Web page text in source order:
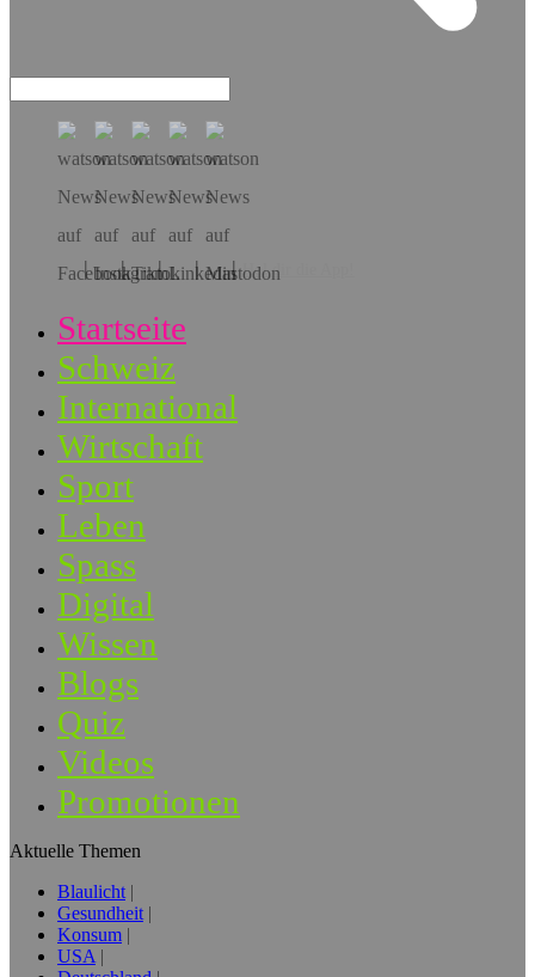
Hol dir die App!
Startseite
Schweiz
International
Wirtschaft
Sport
Leben
Spass
Digital
Wissen
Blogs
Quiz
Videos
Promotionen
Aktuelle Themen
Blaulicht
Gesundheit
Konsum
USA